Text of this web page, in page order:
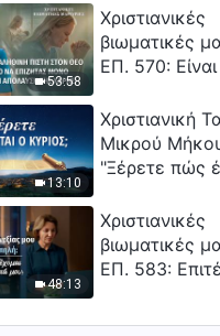
Γη
«περίοδο
καταστροφές
χτυπούν.
αντίστροφη
για την
επιβιώσεις;
53:58
Χριστιανικές
βιωματικές
ΕΠ. 570: Είναι
επιζητάς
απόλαυση της
13:10
Χριστιανική
Μικρού
"Ξέρετε πώς
48:13
Χριστιανικές
βιωματικές
ΕΠ. 583: